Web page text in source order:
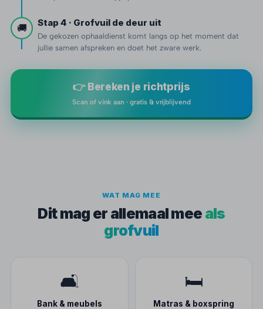
🚚 Stap 4 · Grofvuil de deur uit
De gekozen ophaaldienst komt langs op het moment dat
jullie samen afspreken en doet het zware werk.
👉 Bereken je richtprijs
Scan of vink aan · gratis & vrijblijvend
WAT MAG MEE
Dit mag er allemaal mee als
grofvuil
🛋️
Bank & meubels
🛏️
Matras & boxspring